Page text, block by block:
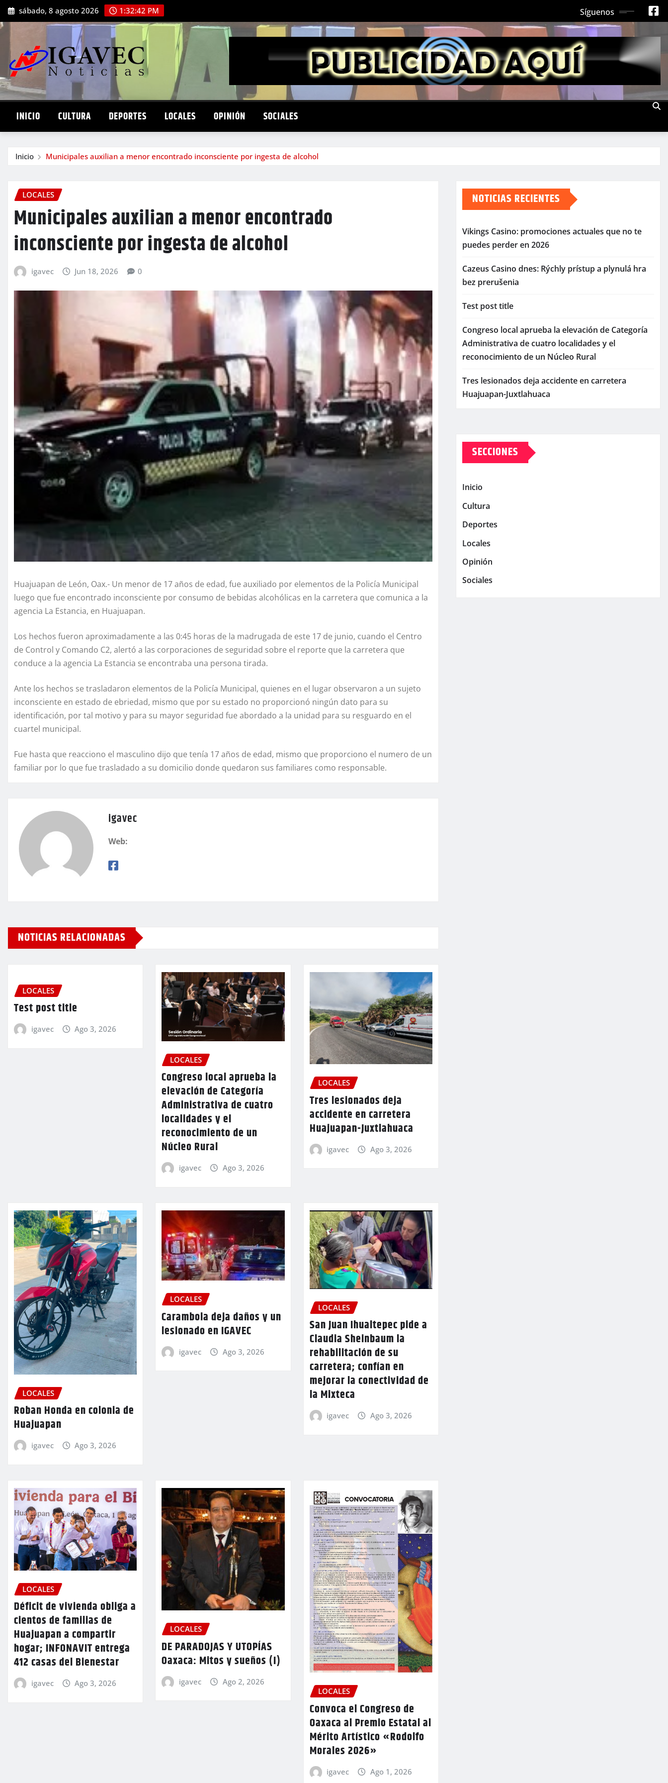
Saltar
al
contenido
sábado, 8 agosto 2026 1:32:44 PM Síguenos
INICIO CULTURA DEPORTES LOCALES OPINIÓN SOCIALES
Inicio Municipales auxilian a menor encontrado inconsciente por ingesta de alcohol
LOCALES
Municipales auxilian a menor encontrado
inconsciente por ingesta de alcohol
igavec Jun 18, 2026 0
Huajuapan de León, Oax.- Un menor de 17 años de edad, fue auxiliado por elementos de la Policía Municipal
luego que fue encontrado inconsciente por consumo de bebidas alcohólicas en la carretera que comunica a la
agencia La Estancia, en Huajuapan.
Los hechos fueron aproximadamente a las 0:45 horas de la madrugada de este 17 de junio, cuando el Centro
de Control y Comando C2, alertó a las corporaciones de seguridad sobre el reporte que la carretera que
conduce a la agencia La Estancia se encontraba una persona tirada.
Ante los hechos se trasladaron elementos de la Policía Municipal, quienes en el lugar observaron a un sujeto
inconsciente en estado de ebriedad, mismo que por su estado no proporcionó ningún dato para su
identificación, por tal motivo y para su mayor seguridad fue abordado a la unidad para su resguardo en el
cuartel municipal.
Fue hasta que reacciono el masculino dijo que tenía 17 años de edad, mismo que proporciono el numero de un
familiar por lo que fue trasladado a su domicilio donde quedaron sus familiares como responsable.
igavec
Web:
NOTICIAS RELACIONADAS
LOCALES
Test post title
igavec Ago 3, 2026
LOCALES
Congreso local aprueba la
elevación de Categoría
Administrativa de cuatro
localidades y el
reconocimiento de un
Núcleo Rural
igavec Ago 3, 2026
LOCALES
Tres lesionados deja
accidente en carretera
Huajuapan-Juxtlahuaca
igavec Ago 3, 2026
LOCALES
Roban Honda en colonia de
Huajuapan
igavec Ago 3, 2026
LOCALES
Carambola deja daños y un
lesionado en IGAVEC
igavec Ago 3, 2026
LOCALES
San Juan Ihualtepec pide a
Claudia Sheinbaum la
rehabilitación de su
carretera; confían en
mejorar la conectividad de
la Mixteca
igavec Ago 3, 2026
LOCALES
Déficit de vivienda obliga a
cientos de familias de
Huajuapan a compartir
hogar; INFONAVIT entrega
412 casas del Bienestar
igavec Ago 3, 2026
LOCALES
DE PARADOJAS Y UTOPÍAS
Oaxaca: Mitos y sueños (I)
igavec
Ago 2, 2026
LOCALES
Convoca el Congreso de
Oaxaca al Premio Estatal al
Mérito Artístico «Rodolfo
Morales 2026»
igavec Ago 1, 2026
NOTICIAS RECIENTES
Vikings Casino: promociones actuales que no te
puedes perder en 2026
Cazeus Casino dnes: Rýchly prístup a plynulá hra
bez prerušenia
Test post title
Congreso local aprueba la elevación de Categoría
Administrativa de cuatro localidades y el
reconocimiento de un Núcleo Rural
Tres lesionados deja accidente en carretera
Huajuapan-Juxtlahuaca
SECCIONES
Inicio
Cultura
Deportes
Locales
Opinión
Sociales